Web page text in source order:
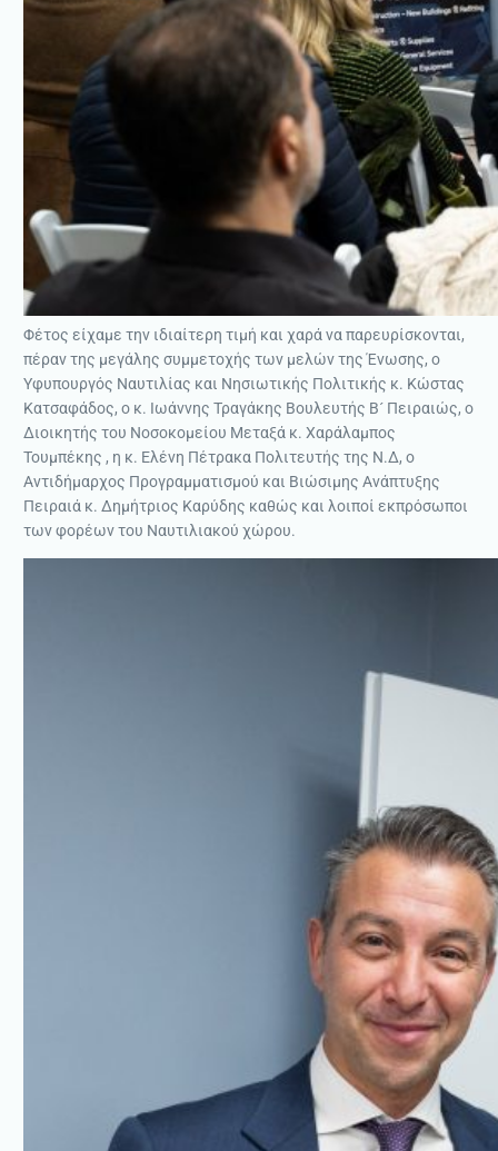
Φέτος είχαμε την ιδιαίτερη τιμή και χαρά να παρευρίσκονται,
πέραν της μεγάλης συμμετοχής των μελών της Ένωσης, ο
Υφυπουργός Ναυτιλίας και Νησιωτικής Πολιτικής κ. Κώστας
Κατσαφάδος, ο κ. Ιωάννης Τραγάκης Βουλευτής Β´ Πειραιώς, ο
Διοικητής του Νοσοκομείου Μεταξά κ. Χαράλαμπος
Τουμπέκης , η κ. Ελένη Πέτρακα Πολιτευτής της Ν.Δ, ο
Αντιδήµαρχος Προγραμματισμού και Βιώσιµης Ανάπτυξης
Πειραιά κ. Δημήτριος Καρύδης καθώς και λοιποί εκπρόσωποι
των φορέων του Ναυτιλιακού χώρου.